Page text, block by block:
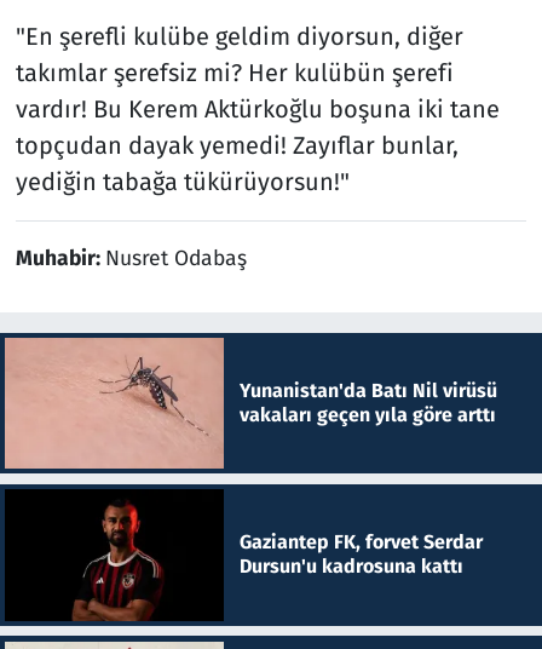
"En şerefli kulübe geldim diyorsun, diğer
takımlar şerefsiz mi? Her kulübün şerefi
vardır! Bu Kerem Aktürkoğlu boşuna iki tane
topçudan dayak yemedi! Zayıflar bunlar,
yediğin tabağa tükürüyorsun!"
Muhabir: Nusret Odabaş
Yunanistan'da Batı Nil virüsü
vakaları geçen yıla göre arttı
Gaziantep FK, forvet Serdar
Dursun'u kadrosuna kattı